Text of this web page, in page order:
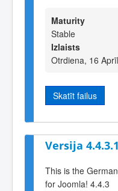
Maturity
Stable
Izlaists
Otrdiena, 16
Skatīt failus
Versija 4.4.3.1
This is the
for Joomla! 4.4.3